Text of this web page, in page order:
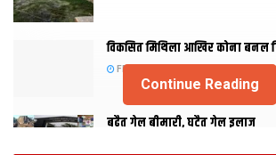
विकसित मिथिला आखिर कोना बनल
FEBRUARY 23, 2019
बढैत गेल बीमारी, घटैत गेल इलाज
Continue Reading